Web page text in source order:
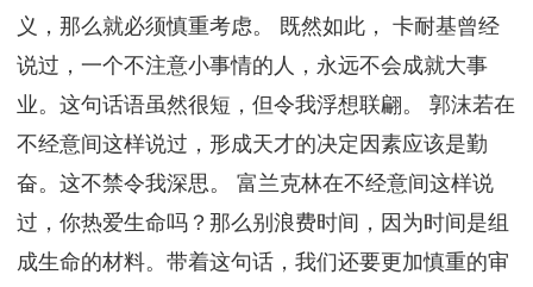
义，那么就必须慎重考虑。 既然如此， 卡耐基曾经
说过，一个不注意小事情的人，永远不会成就大事
业。这句话语虽然很短，但令我浮想联翩。 郭沫若在
不经意间这样说过，形成天才的决定因素应该是勤
奋。这不禁令我深思。 富兰克林在不经意间这样说
过，你热爱生命吗？那么别浪费时间，因为时间是组
成生命的材料。带着这句话，我们还要更加慎重的审